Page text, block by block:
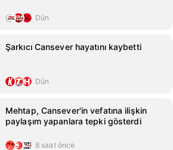
Dün
Şarkıcı Cansever hayatını kaybetti
Dün
Mehtap, Cansever'in vefatına ilişkin
paylaşım yapanlara tepki gösterdi
8 saat önce